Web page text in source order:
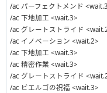
/ac パーフェクトメンド
/ac 下地加工 <wait.3>
/ac グレートストライド
/ac イノベーション <wait.2>
/ac 下地加工 <wait.3>
/ac 精密作業 <wait.3>
/ac グレートストライド
/ac ビエルゴの祝福 <wait.3>